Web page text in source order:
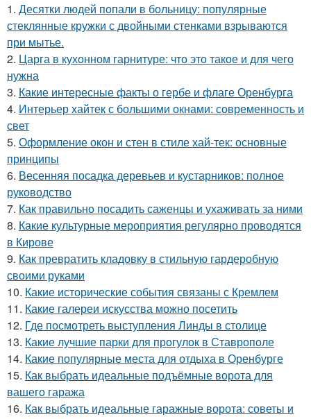
1. Десятки людей попали в больницу: популярные
стеклянные кружки с двойными стенками взрываются
при мытье.
2. Царга в кухонном гарнитуре: что это такое и для чего
нужна
3. Какие интересные факты о гербе и флаге Оренбурга
4. Интерьер хайтек с большими окнами: современность и
свет
5. Оформление окон и стен в стиле хай-тек: основные
принципы
6. Весенняя посадка деревьев и кустарников: полное
руководство
7. Как правильно посадить саженцы и ухаживать за ними
8. Какие культурные мероприятия регулярно проводятся
в Кирове
9. Как превратить кладовку в стильную гардеробную
своими руками
10. Какие исторические события связаны с Кремлем
11. Какие галереи искусства можно посетить
12. Где посмотреть выступления Линды в столице
13. Какие лучшие парки для прогулок в Ставрополе
14. Какие популярные места для отдыха в Оренбурге
15. Как выбрать идеальные подъёмные ворота для
вашего гаража
16. Как выбрать идеальные гаражные ворота: советы и